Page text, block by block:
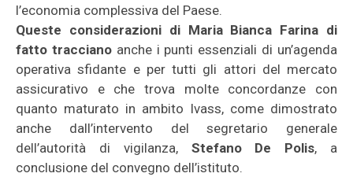
l’economia complessiva del Paese.
Queste considerazioni di Maria Bianca Farina di
fatto traccianoanche i punti essenziali di un’agenda
operativa sfidante e per tutti gli attori del mercato
assicurativo e che trova molte concordanze con
quanto maturato in ambito Ivass, come dimostrato
anche dall’intervento del segretario generale
dell’autorità di vigilanza, Stefano De Polis, a
conclusione del convegno dell’istituto.